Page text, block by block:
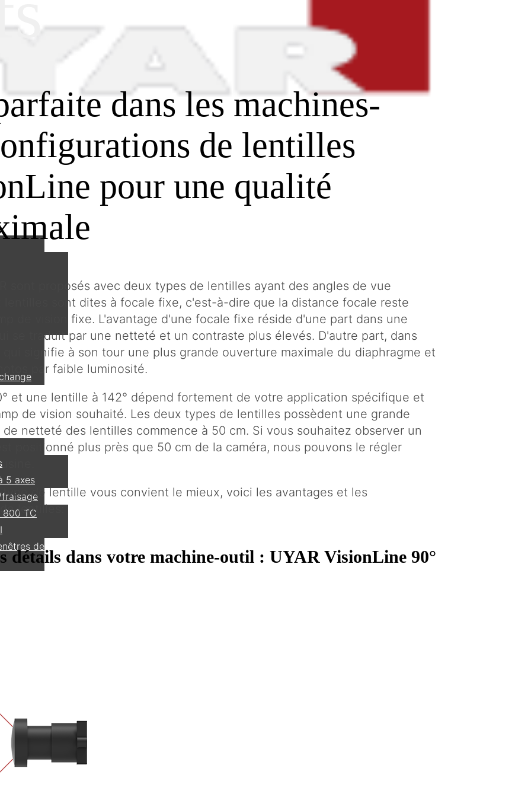
5 axes
800 TC
de
dans les machines-
de lentilles
pour une qualité
sont proposés avec deux types de lentilles ayant des angles de vue
lentilles sont dites à focale fixe, c'est-à-dire que la distance focale reste
de vision fixe. L'avantage d'une focale fixe réside d'une part dans une
se traduit par une netteté et un contraste plus élevés. D'autre part, dans
signifie à son tour une plus grande ouverture maximale du diaphragme et
par faible luminosité.
et une lentille à 142° dépend fortement de votre application spécifique et
de vision souhaité. Les deux types de lentilles possèdent une grande
netteté des lentilles commence à 50 cm. Si vous souhaitez observer un
positionné plus près que 50 cm de la caméra, nous pouvons le régler
de lentille vous convient le mieux, voici les avantages et les
lentilles:
détails dans votre machine-outil : UYAR VisionLine 90°